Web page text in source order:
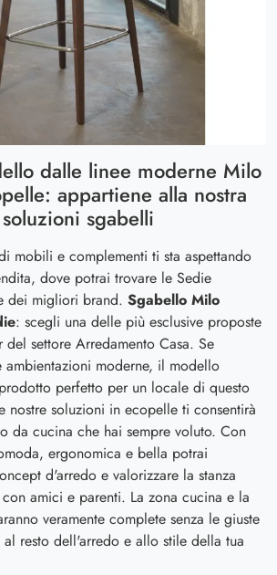
dalle linee moderne Milo
appartiene alla nostra
sgabelli
mobili e complementi ti sta aspettando
dove potrai trovare le Sedie
dei migliori brand. Sgabello Milo
: scegli una delle più esclusive proposte
settore Arredamento Casa. Se
ambientazioni moderne, il modello
perfetto per un locale di questo
nostre soluzioni in ecopelle ti consentirà
da cucina che hai sempre voluto. Con
ergonomica e bella potrai
d'arredo e valorizzare la stanza
amici e parenti. La zona cucina e la
veramente complete senza le giuste
resto dell'arredo e allo stile della tua